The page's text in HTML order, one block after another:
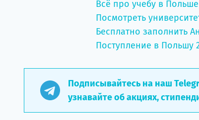
Всё про учебу в
Посмотреть
Бесплатно заполнить
Поступление в Польшу
Подписывайтесь на наш
узнавайте об акциях,